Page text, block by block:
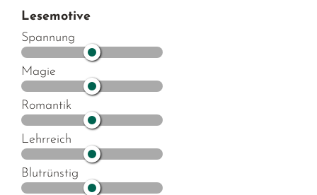
Lesemotive
Spannung
Magie
Romantik
Lehrreich
Blutrünstig